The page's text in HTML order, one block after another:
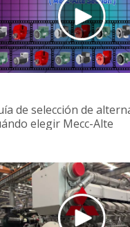
de selección de
elegir Mecc-Alte